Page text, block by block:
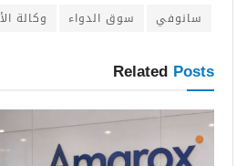
سانوفي
سوق الدواء وكالة
Related Posts